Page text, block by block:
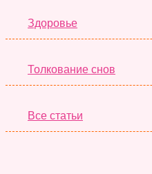
Здоровье
Толкование снов
Все статьи